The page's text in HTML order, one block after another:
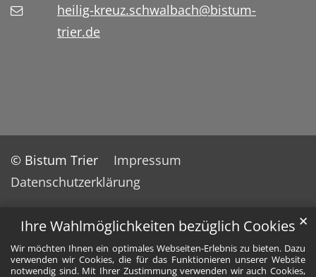
Ihre Wahlmöglichkeiten bezüglich Cookies
Wir möchten Ihnen ein optimales Webseiten-Erlebnis zu bieten. Dazu
verwenden wir Cookies, die für das Funktionieren unserer Website
notwendig sind. Mit Ihrer Zustimmung verwenden wir auch Cookies,
✕
heilig-kreuz.schwalbach@bistum-
trier.de
© Bistum Trier
Impressum
Datenschutzerklärung